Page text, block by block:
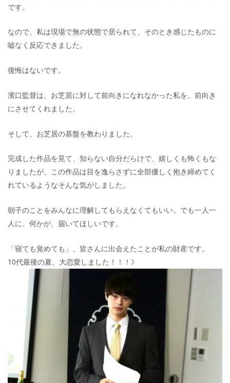
です。
なので、私は現場で無の状態で居られて、そのとき感じたものに
嘘なく反応できました。
後悔はないです。
濱口監督は、お芝居に対して前向きになれなかった私を、前向き
にさせてくれました。
そして、お芝居の基盤を教わりました。
完成した作品を見て、知らない自分だらけで、嬉しくも怖くもな
りましたが、この作品は目を逸らさずに全部優しく抱き締めてく
れているようなそんな気がしました。
朝子のことをみんなに理解してもらえなくてもいい。でも一人一
人に、何かが、届いてほしいです。
「寝ても覚めても」、皆さんに出会えたことが私の財産です。
10代最後の夏、大恋愛しました！！！》